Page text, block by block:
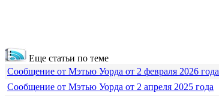
Еще статьи по теме
Сообщение от Мэтью Уорда от 2 февраля 2026 года
Сообщение от Мэтью Уорда от 2 апреля 2025 года